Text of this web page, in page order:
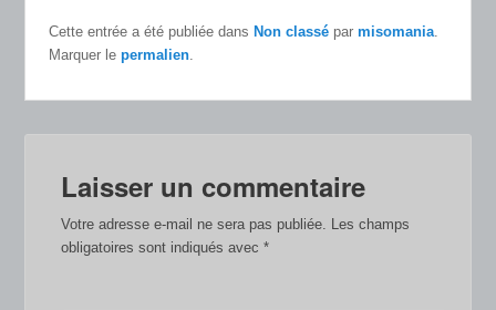
Cette entrée a été publiée dans Non classépar misomania.
Marquer le permalien.
Laisser un commentaire
Votre adresse e-mail ne sera pas publiée.
Les champs
obligatoires sont indiqués avec*